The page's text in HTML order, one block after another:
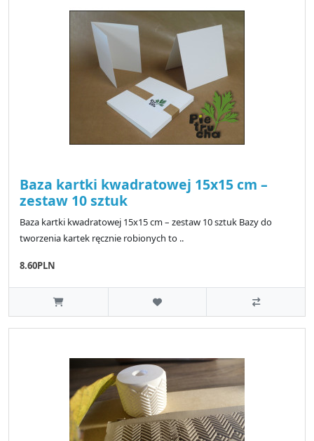
Baza kartki kwadratowej 15x15 cm –
zestaw 10 sztuk
Baza kartki kwadratowej 15x15 cm – zestaw 10 sztuk Bazy do
tworzenia kartek ręcznie robionych to ..
8.60PLN